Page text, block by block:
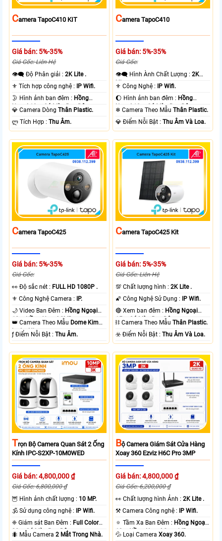
CAmera TapoC410 KIT
Giá bán: 5%-35%
Giá Gốc: Liên Hệ
👁️‍🗨 Độ Phân giải :2K Lite .
⚜️ Tích hợp công nghệ : IP Wifi.
🌛 Hình ảnh ban đêm : Hồng
Ngoại 10m Có Màu Ban Ðêm.
💎 Camera DòngThân Plastic.
️ლ Tích Hợp :Thu Âm.
CAmera TapoC410
Giá bán: 5%-35%
Giá Gốc:
👁️‍🗨 Hình Ành Chất Lượng :2K
Lite .
⚜️ Công Nghệ : IP Wifi.
🌔 Hình ảnh ban đêm : Hồng
Ngoại 10m Có Màu Ban Ðêm.
❄ Camera Theo MẫuThân Plastic.
️💎 Điểm Nỗi Bật :Thu Âm Và Loa.
CAmera TapoC425
Giá bán: 5%-35%
Giá Gốc:
️👀 Độ sắc nét : FULL HD 1080P .
⚜️ Công Nghệ Camera : IP.
🌙 Video Ban Đêm : Hồng Ngoại
10m Hồng Ngoại SMD.
👑 Camera Theo Mẫu Dome Kim
loại + Nhựa.
️ƒ Điểm Nỗi Bật :Thu Âm.
CAmera TapoC425 Kit
Giá bán: 5%-35%
Giá Gốc: Liên Hệ
💯 Chất lượng hình :2K Lite .
🌠 Công Nghệ Sử Dụng : IP Wifi.
🔴 Xem ban đêm : Hồng Ngoại
15m Có Màu Ban Ðêm.
⛓ Camera Theo MẫuThân Plastic.
️☣️ Điểm Nỗi Bật :Thu Âm Và Loa.
TRọn Bộ Camera Quan Sát 2 Ống
Kính IPC-S2XP-10M0WED
Giá bán: 4,800,000 ₫
Giá Gốc: 6,800,000 ₫
🦉 Hình ảnh chất lượng : 10 MP.
🕉️ Sử dụng công nghệ :
IP Wifi.
❈ Giám sát Ban Đêm : Full Color
20m Có Màu Ban Ðêm.
🐜 Mẫu Camera2 Mắt Trong Nhà.
BỘ Camera Giám Sát Cửa Hàng
Xoay 360 Ezviz H6C Pro 3MP
Giá bán: 4,800,000 ₫
Giá Gốc: 6,200,000 ₫
️👀 Chất lượng hình Ảnh :2K Lite .
⚒ Camera Công nghệ :
IP Wifi.
🔅 Tầm Xa Ban Đêm : Hồng Ngoại
10m Hồng Ngoại Smart IR.
💦 Loại CameraXoay 360.